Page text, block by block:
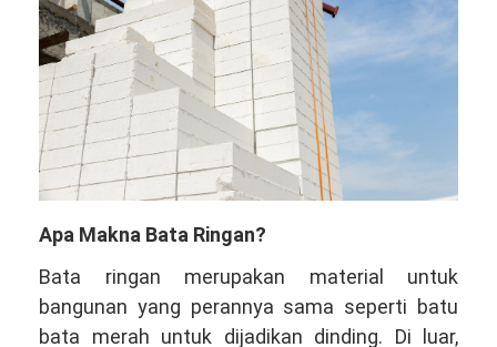
Apa Makna Bata Ringan?
Bata ringan merupakan material untuk
bangunan yang perannya sama seperti batu
bata merah untuk dijadikan dinding. Di luar,